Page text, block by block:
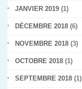
JANVIER 2019 (1)
DÉCEMBRE 2018 (6)
NOVEMBRE 2018 (3)
OCTOBRE 2018 (1)
SEPTEMBRE 2018 (1)